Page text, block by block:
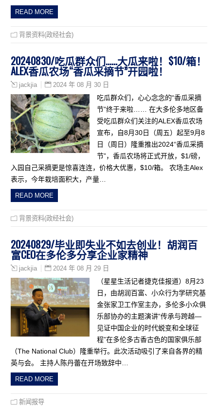
READ MORE
背景资料(政经社会)
20240830/吃瓜群众们……大瓜来啦！$10/箱！
ALEX香瓜农场“香瓜采摘节”开园啦！
jackjia 2024 年 08 月 30 日
吃瓜群众们，心心念念的“香瓜采摘
节”终于来啦…… 在大多伦多地区备
受吃瓜群众们关注的ALEX香瓜农场
宣布，自8月30日（周五）起至9月8
日（周日）隆重推出2024“香瓜采摘
节”，香瓜农场将正式开放，$1/磅，
入园自己采摘更是惊喜连连，价格大优惠，$10/箱。 农场主Alex
表示，今年栽培面积大，产量…
READ MORE
背景资料(政经社会)
20240829/毕业即失业不如去创业！胡润百
富CEO在多伦多分享企业家精神
jackjia 2024 年 08 月 29 日
（星星生活记者捷克佳报道）8月23
日，由胡润百富、小众行为学研究基
金张家卫工作室主办，多伦多小众俱
乐部协办的主题演讲“传承与跨越—
见证中国企业的时代蜕变和全球征
程”在多伦多古香古色的国家俱乐部
（The National Club）隆重举行。此次活动吸引了来自各界的精
英与会。 主持人陈丹蕾在开场致辞中…
READ MORE
新闻报导